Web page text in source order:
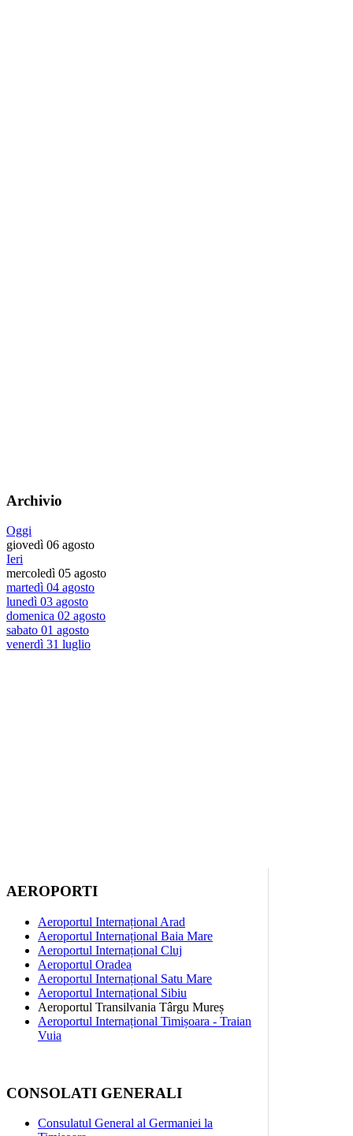
Archivio
Oggi
giovedì 06 agosto
Ieri
mercoledì 05 agosto
martedì 04 agosto
lunedì 03 agosto
domenica 02 agosto
sabato 01 agosto
venerdì 31 luglio
AEROPORTI
Aeroportul Internațional Arad
Aeroportul Internațional Baia Mare
Aeroportul Internațional Cluj
Aeroportul Oradea
Aeroportul Internațional Satu Mare
Aeroportul Internațional Sibiu
Aeroportul Transilvania Târgu Mureș
Aeroportul Internațional Timișoara - Traian
Vuia
CONSOLATI GENERALI
Consulatul General al Germaniei la